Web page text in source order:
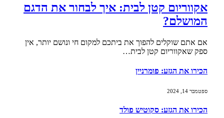
אקווריום קטן לבית: איך לבחור את הדגם
המושלם?
אם אתם שוקלים להפוך את ביתכם למקום חי ונושם יותר, אין
ספק שאקווריום קטן לבית…
הכירו את הגזע: פומרניין
ספטמבר 14, 2024
הכירו את הגזע: סקוטיש פולד